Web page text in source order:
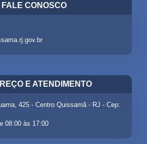
FALE CONOSCO
E ATENDIMENTO
425 - Centro Quissamã - RJ - Cep:
08:00 às 17:00